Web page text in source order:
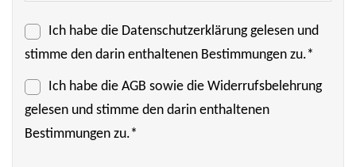
Ich habe die Datenschutzerklärunggelesen und
stimme den darin enthaltenen Bestimmungen zu.*
Ich habe die AGB sowie die Widerrufsbelehrung
gelesen und stimme den darin enthaltenen
Bestimmungen zu.*